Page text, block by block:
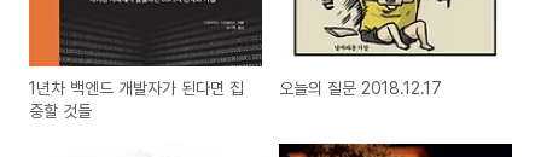
1년차 백엔드 개발자가 된다면 집
중할 것들
오늘의 질문 2018.12.17